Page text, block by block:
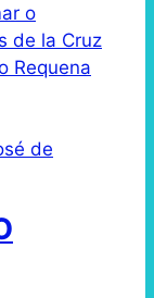
o
de la Cruz
Requena
de